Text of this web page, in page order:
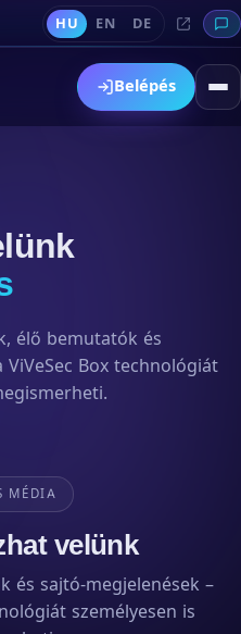
HU EN DE
Belépés
élő bemutatók és
Box technológiát
MÉDIA
velünk
és sajtó-megjelenések –
személyesen is